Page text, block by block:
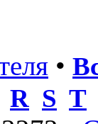
•
R S T